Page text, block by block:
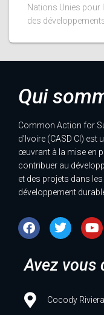
Nations Unies pour
des
Qui
Common Action for
d’Ivoire (CASD CI)
œuvrant à la mise en
contribuer au
et des projets dans
développement
Avez vous
Cocody